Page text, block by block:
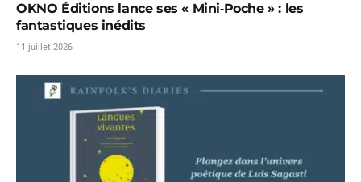
OKNO Éditions lance ses « Mini‑Poche » : les
fantastiques inédits
11 juillet 2026